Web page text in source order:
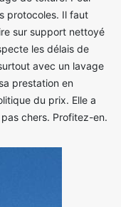
protocoles. Il faut
sur support nettoyé
les délais de
avec un lavage
prestation en
du prix. Elle a
chers. Profitez-en.